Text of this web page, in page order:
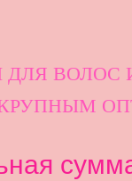
ДЛЯ ВОЛОС